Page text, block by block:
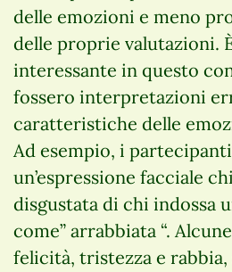
delle emozioni e meno
delle proprie valutazioni.
interessante in questo
fossero interpretazioni
caratteristiche delle
Ad esempio, i
un’espressione facciale
disgustata di chi indossa
come” arrabbiata “.
felicità, tristezza e rabbia,